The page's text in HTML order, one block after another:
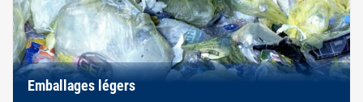
Emballages légers